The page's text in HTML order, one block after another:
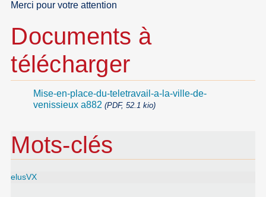
Merci pour votre attention
Documents à
télécharger
Mise-en-place-du-teletravail-a-la-ville-de-
venissieux a882 (PDF, 52.1 kio)
Mots-clés
elusVX